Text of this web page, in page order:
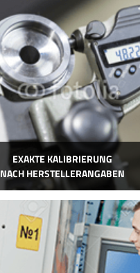
EXAKTE KALIBRIERUNG
NACH HERSTELLERANGABEN